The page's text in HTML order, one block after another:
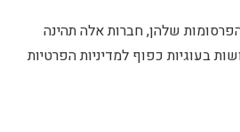
שלהן, חברות אלה תהינה
בעוגיות כפוף למדיניות הפרטיות